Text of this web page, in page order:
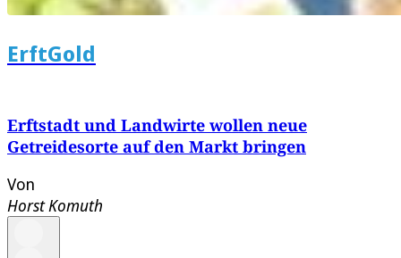
ErftGold
Erftstadt und Landwirte wollen neue
Getreidesorte auf den Markt bringen
Von
Horst Komuth